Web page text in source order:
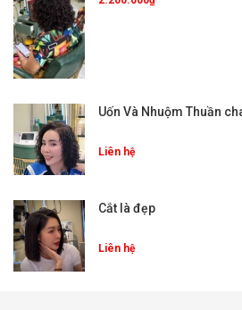
Uốn Và Nhuộm Thuần
Liên hệ
Cắt là đẹp
Liên hệ